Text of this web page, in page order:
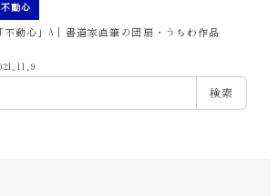
不動心
不動心」A｜書道家直筆の団扇・うちわ作品
検索